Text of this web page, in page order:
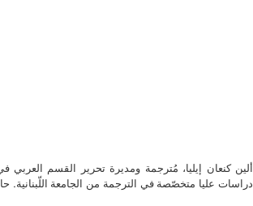
ألين كنعان إيليا، مُترجمة ومديرة تحرير القسم
دراسات عليا متخصّصة في الترجمة من الجامعة اللّبنانية.